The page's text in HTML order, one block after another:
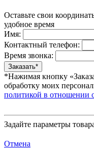
Оставьте свои
удобное время
Имя:
Контактный телефон:
Время звонка:
*Нажимая кнопку
обработку моих
политикой в отношении
Задайте параметры
Отмена